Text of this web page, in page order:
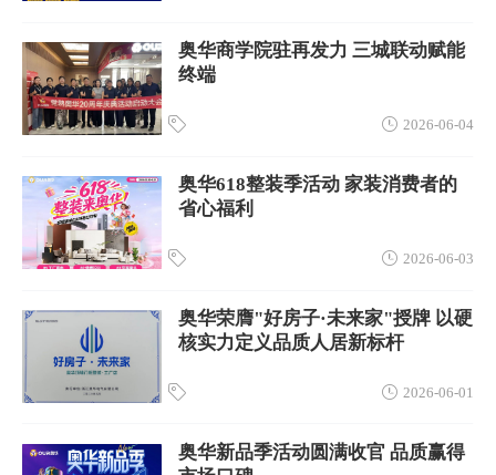
奥华商学院驻再发力 三城联动赋能
终端
2026-06-04
奥华618整装季活动 家装消费者的
省心福利
2026-06-03
奥华荣膺"好房子·未来家"授牌 以硬
核实力定义品质人居新标杆
2026-06-01
奥华新品季活动圆满收官 品质赢得